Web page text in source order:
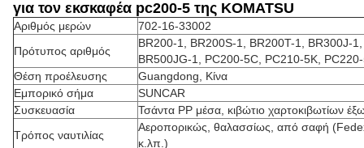
για τον εκσκαφέα pc200-5 της KOMATSU
Αριθμός μερών
702-16-33002
Πρότυπος αριθμός
BR200-1, BR200S-1, BR200T-1, BR300J-
BR500JG-1, PC200-5C, PC210-5K,
Θέση προέλευσης
Guangdong, Κίνα
Εμπορικό σήμα
SUNCAR
Συσκευασία
Τσάντα PP μέσα, κιβώτιο χαρτοκιβωτίων
Τρόπος ναυτιλίας
Αεροπορικώς, θαλασσίως, από σαφή
κ.λπ.)